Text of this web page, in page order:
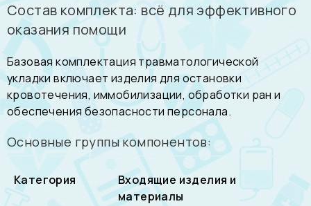
Состав комплекта: всё для эффективного
оказания помощи
Базовая комплектация травматологической
укладки включает изделия для остановки
кровотечения, иммобилизации, обработки ран и
обеспечения безопасности персонала.
Основные группы компонентов:
Категория
Входящие изделия и
материалы